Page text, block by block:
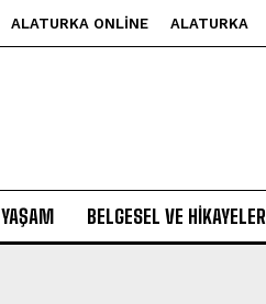
ALATURKA ONLINE ALATURKA
BELGESEL VE HIKAYELER